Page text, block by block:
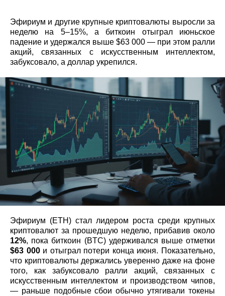
Эфириум и другие крупные криптовалюты выросли за
неделю на 5–15%, а биткоин отыграл июньское
падение и удержался выше $63 000 — при этом ралли
акций, связанных с искусственным интеллектом,
забуксовало, а доллар укрепился.
Эфириум (ETH) стал лидером роста среди крупных
криптовалют за прошедшую неделю, прибавив около
12%, пока биткоин (BTC) удерживался выше отметки
$63 000и отыграл потери конца июня. Показательно,
что криптовалюты держались уверенно даже на фоне
того, как забуксовало ралли акций, связанных с
искусственным интеллектом и производством чипов,
— раньше подобные сбои обычно утягивали токены